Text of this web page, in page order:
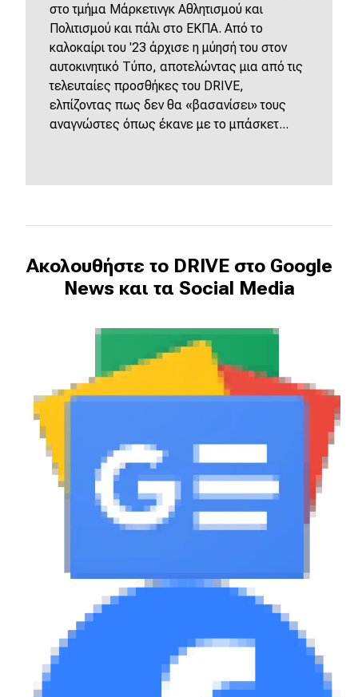
στο τμήμα Μάρκετινγκ Αθλητισμού και
Πολιτισμού και πάλι στο ΕΚΠΑ. Από το
καλοκαίρι του '23 άρχισε η μύησή του στον
αυτοκινητικό Τύπο, αποτελώντας μια από τις
τελευταίες προσθήκες του DRIVE,
ελπίζοντας πως δεν θα «βασανίσει» τους
αναγνώστες όπως έκανε με το μπάσκετ...
Ακολουθήστε το DRIVE στο Google
News και τα Social Media